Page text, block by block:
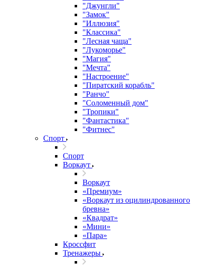
"Джунгли"
"Замок"
"Иллюзия"
"Классика"
"Лесная чаща"
"Лукоморье"
"Магия"
"Мечта"
"Настроение"
"Пиратский корабль"
"Ранчо"
"Соломенный дом"
"Тропики"
"Фантастика"
"Фитнес"
Спорт
Спорт
Воркаут
Воркаут
«Премиум»
«Воркаут из оцилиндрованного
бревна»
«Квадрат»
«Мини»
«Пара»
Кроссфит
Тренажеры